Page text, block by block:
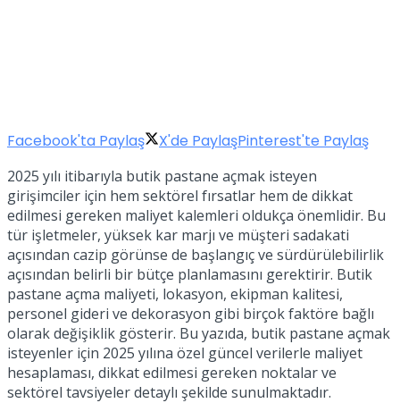
Facebook'ta Paylaş X'de PaylaşPinterest'te Paylaş
2025 yılı itibarıyla butik pastane açmak isteyen
girişimciler için hem sektörel fırsatlar hem de dikkat
edilmesi gereken maliyet kalemleri oldukça önemlidir. Bu
tür işletmeler, yüksek kar marjı ve müşteri sadakati
açısından cazip görünse de başlangıç ve sürdürülebilirlik
açısından belirli bir bütçe planlamasını gerektirir. Butik
pastane açma maliyeti, lokasyon, ekipman kalitesi,
personel gideri ve dekorasyon gibi birçok faktöre bağlı
olarak değişiklik gösterir. Bu yazıda, butik pastane açmak
isteyenler için 2025 yılına özel güncel verilerle maliyet
hesaplaması, dikkat edilmesi gereken noktalar ve
sektörel tavsiyeler detaylı şekilde sunulmaktadır.